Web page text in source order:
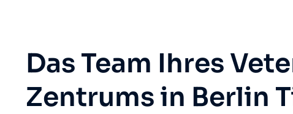
Das Team Ihres
Zentrums in Berlin